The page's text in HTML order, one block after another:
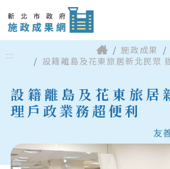
::: 施政成果
設籍離島及花東旅居新北民眾
設籍離島及花東旅居
理戶政業務超便利
友